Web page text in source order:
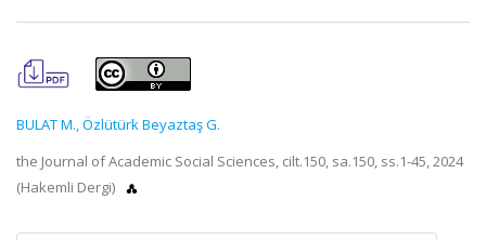
BULAT M.,Özlütürk Beyaztaş G.
the Journal of Academic Social Sciences, cilt.150, sa.150, ss.1-45, 2024
(Hakemli Dergi)